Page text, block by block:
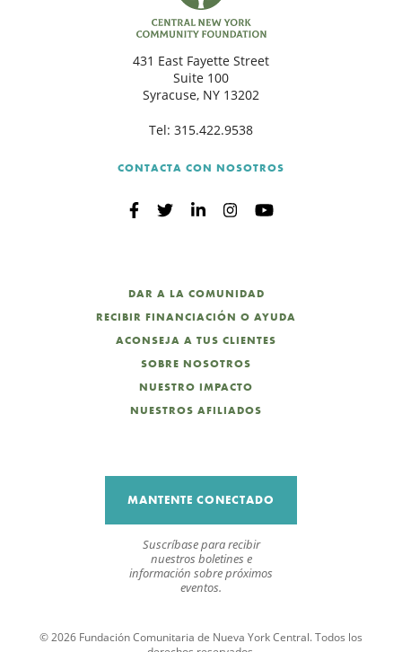
431 East Fayette Street
Suite 100
Syracuse, NY 13202
Tel: 315.422.9538
CONTACTA CON NOSOTROS
DAR A LA COMUNIDAD
RECIBIR FINANCIACIÓN O AYUDA
ACONSEJA A TUS CLIENTES
SOBRE NOSOTROS
NUESTRO IMPACTO
NUESTROS AFILIADOS
MANTENTE CONECTADO
Suscríbase para recibir
nuestros boletines e
información sobre próximos
eventos.
© 2026 Fundación Comunitaria de Nueva York Central. Todos los